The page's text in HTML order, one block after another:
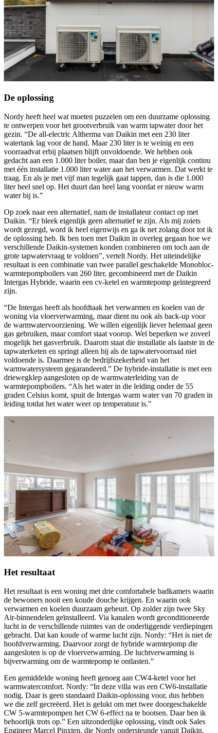
De oplossing
Nordy heeft heel wat moeten puzzelen om een duurzame oplossing
te ontwerpen voor het grootverbruik van warm tapwater door het
gezin. “De all-electric Altherma van Daikin met een 230 liter
watertank lag voor de hand. Maar 230 liter is te weinig en een
voorraadvat erbij plaatsen blijft onvoldoende. We hebben ook
gedacht aan een 1.000 liter boiler, maar dan ben je eigenlijk continu
met één installatie 1.000 liter water aan het verwarmen. Dat werkt te
traag. En als je met vijf man tegelijk gaat tappen, dan is die 1.000
liter heel snel op. Het duurt dan heel lang voordat er nieuw warm
water bij is.”
Op zoek naar een alternatief, nam de installateur contact op met
Daikin. “Er bleek eigenlijk geen alternatief te zijn. Als mij zoiets
wordt gezegd, word ik heel eigenwijs en ga ik net zolang door tot ik
de oplossing heb. Ik ben toen met Daikin in overleg gegaan hoe we
verschillende Daikin-systemen konden combineren om toch aan de
grote tapwatervraag te voldoen”, vertelt Nordy. Het uiteindelijke
resultaat is een combinatie van twee parallel geschakelde Monobloc-
warmtepompboilers van 260 liter, gecombineerd met de Daikin
Intergas Hybride, waarin een cv-ketel en warmtepomp geïntegreerd
zijn.
“De Intergas heeft als hoofdtaak het verwarmen en koelen van de
woning via vloerverwarming, maar dient nu ook als back-up voor
de warmwatervoorziening. We willen eigenlijk liever helemaal geen
gas gebruiken, maar comfort staat voorop. Wel beperken we zoveel
mogelijk het gasverbruik. Daarom staat die installatie als laatste in de
tapwaterketen en springt alleen bij als de tapwatervoorraad niet
voldoende is. Daarmee is de bedrijfszekerheid van het
warmwatersysteem gegarandeerd.” De hybride-installatie is met een
driewegklep aangesloten op de warmwaterleiding van de
warmtepompboilers. “Als het water in die leiding onder de 55
graden Celsius komt, spuit de Intergas warm water van 70 graden in
leiding totdat het water weer op temperatuur is.”
Het resultaat
Het resultaat is een woning met drie comfortabele badkamers waarin
de bewoners nooit een koude douche krijgen. En waarin ook
verwarmen en koelen duurzaam gebeurt. Op zolder zijn twee Sky
Air-binnendelen geïnstalleerd. Via kanalen wordt geconditioneerde
lucht in de verschillende ruimtes van de onderliggende verdiepingen
gebracht. Dat kan koude of warme lucht zijn. Nordy: “Het is niet de
hoofdverwarming. Daarvoor zorgt de hybride warmtepomp die
aangesloten is op de vloerverwarming. De luchtverwarming is
bijverwarming om de warmtepomp te ontlasten.”
Een gemiddelde woning heeft genoeg aan CW4-ketel voor het
warmwatercomfort. Nordy: “In deze villa was een CW6-installatie
nodig. Daar is geen standaard Daikin-oplossing voor, dus hebben
we die zelf gecreëerd. Het is gelukt om met twee doorgeschakelde
CW 5-warmtepompen het CW 6-effect na te bootsen. Daar ben ik
behoorlijk trots op.” Een uitzonderlijke oplossing, vindt ook Sales
Engineer Marcel Pinxten, die Nordy ondersteunde vanuit Daikin.